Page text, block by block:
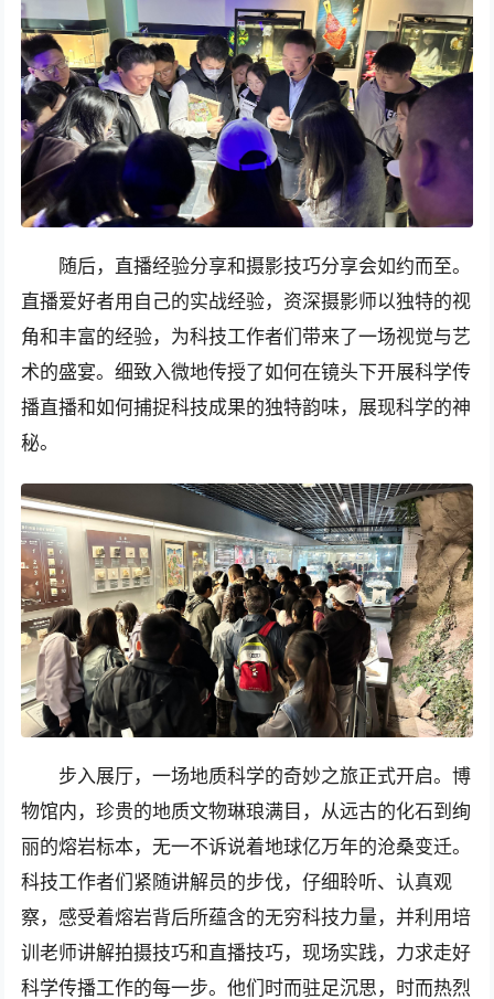
随后，直播经验分享和摄影技巧分享会如约而至。
直播爱好者用自己的实战经验，资深摄影师以独特的视
角和丰富的经验，为科技工作者们带来了一场视觉与艺
术的盛宴。细致入微地传授了如何在镜头下开展科学传
播直播和如何捕捉科技成果的独特韵味，展现科学的神
秘。
步入展厅，一场地质科学的奇妙之旅正式开启。博
物馆内，珍贵的地质文物琳琅满目，从远古的化石到绚
丽的熔岩标本，无一不诉说着地球亿万年的沧桑变迁。
科技工作者们紧随讲解员的步伐，仔细聆听、认真观
察，感受着熔岩背后所蕴含的无穷科技力量，并利用培
训老师讲解拍摄技巧和直播技巧，现场实践，力求走好
科学传播工作的每一步。他们时而驻足沉思，时而热烈